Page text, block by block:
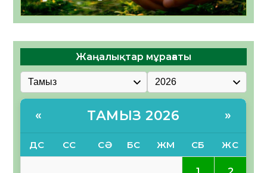
Жаңалықтар мұрағаты
« ТАМЫЗ 2026 »
ДС СС СӘ БС ЖМ СБ ЖС